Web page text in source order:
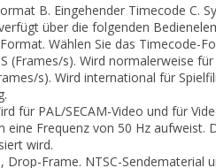
B. Eingehender Timecode C.
über die folgenden
Wählen Sie das Timecode-
(Frames/s). Wird normalerweise für
s). Wird international für
für PAL/SECAM-Video und für
eine Frequenz von 50 Hz aufweist.
wird.
Drop-Frame. NTSC-Sendematerial